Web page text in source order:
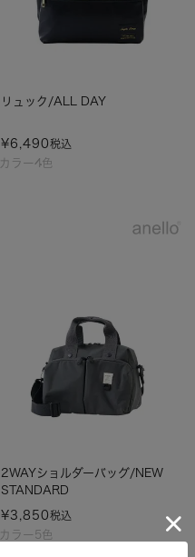
カラー4色
リュック/ALL DAY
¥6,490税込
カラー5色
2WAYショルダーバッグ/NEW
STANDARD
¥3,850税込